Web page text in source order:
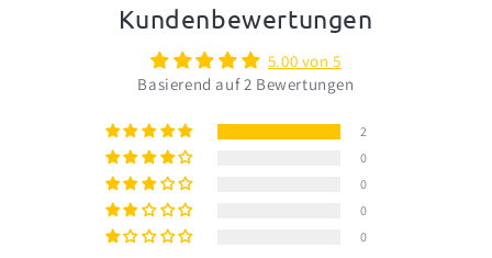
Kundenbewertungen
5.00 von 5
Basierend auf 2 Bewertungen
2
0
0
0
0